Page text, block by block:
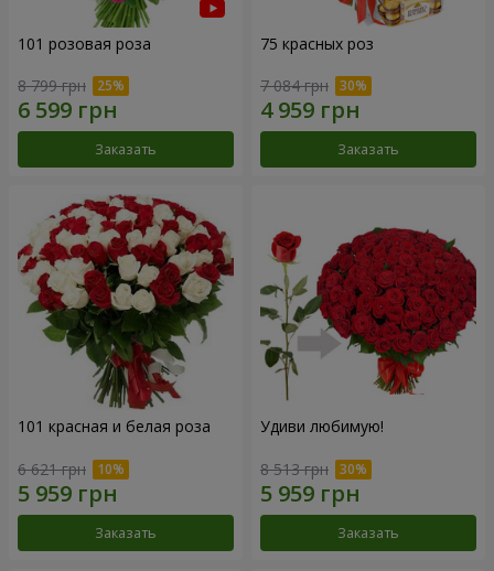
101 розовая роза
8 799 грн
Заказать
75 красных роз
7 084 грн
Заказать
101 красная и белая роза
6 621 грн
Заказать
Удиви любимую!
8 513 грн
Заказать